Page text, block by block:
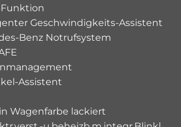
Funktion
Geschwindigkeits-Assistent
Benz Notrufsystem
Assistent
Wagenfarbe lackiert